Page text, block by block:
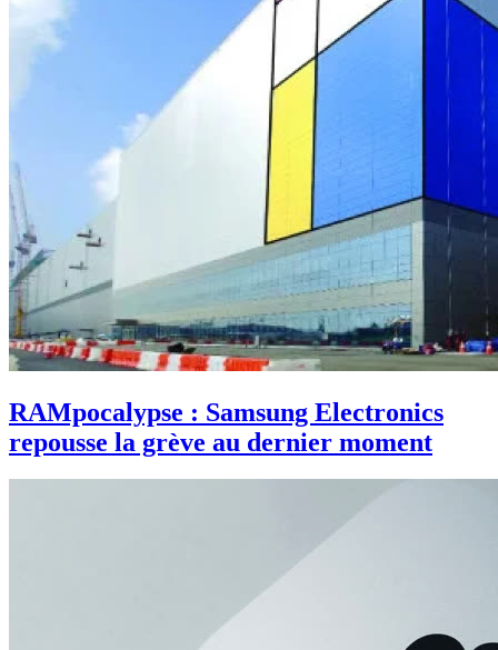
RAMpocalypse : Samsung Electronics
repousse la grève au dernier moment